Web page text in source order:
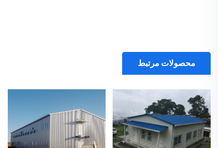
محصولات مرتبط